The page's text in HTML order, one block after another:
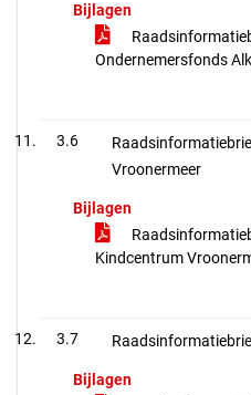
Bijlagen
Ondernemersfonds
3.6
Vroonermeer
Bijlagen
Kindcentrum
3.7
Bijlagen